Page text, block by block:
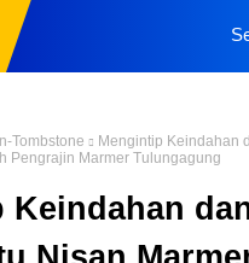
Tombstone
Mengintip Keindahan
Pengrajin Marmer Tulungagung
Keindahan